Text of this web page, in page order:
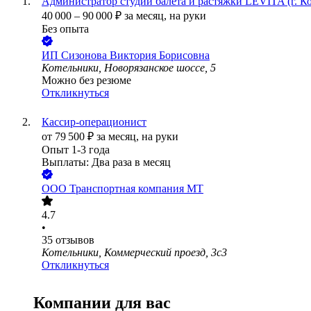
40 000 – 90 000 ₽ за месяц, на руки
Без опыта
ИП Сизонова Виктория Борисовна
Котельники, Новорязанское шоссе, 5
Можно без резюме
Откликнуться
Кассир-операционист
от 79 500 ₽ за месяц, на руки
Опыт 1-3 года
Выплаты: Два раза в месяц
ООО Транспортная компания МТ
4.7
•
35 отзывов
Котельники, Коммерческий проезд, 3с3
Откликнуться
Компании для вас